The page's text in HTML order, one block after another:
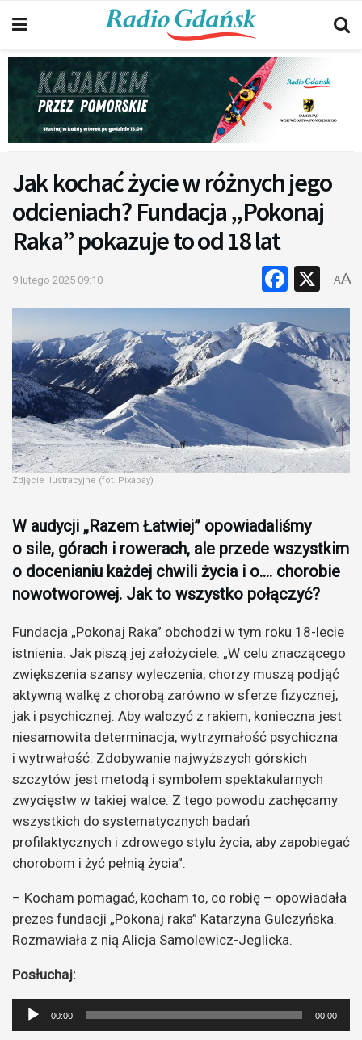
Jak kochać życie w różnych jego
odcieniach? Fundacja „Pokonaj
Raka” pokazuje to od 18 lat
9 lutego 2025 09:10 X
AA
Zdjęcie ilustracyjne (fot. Pixabay)
W audycji „Razem Łatwiej” opowiadaliśmy
o sile, górach i rowerach, ale przede wszystkim
o docenianiu każdej chwili życia i o…. chorobie
nowotworowej. Jak to wszystko połączyć?
Fundacja „Pokonaj Raka” obchodzi w tym roku 18-lecie
istnienia. Jak piszą jej założyciele: „W celu znaczącego
zwiększenia szansy wyleczenia, chorzy muszą podjąć
aktywną walkę z chorobą zarówno w sferze fizycznej,
jak i psychicznej. Aby walczyć z rakiem, konieczna jest
niesamowita determinacja, wytrzymałość psychiczna
i wytrwałość. Zdobywanie najwyższych górskich
szczytów jest metodą i symbolem spektakularnych
zwycięstw w takiej walce. Z tego powodu zachęcamy
wszystkich do systematycznych badań
profilaktycznych i zdrowego stylu życia, aby zapobiegać
chorobom i żyć pełnią życia”.
– Kocham pomagać, kocham to, co robię – opowiadała
prezes fundacji „Pokonaj raka” Katarzyna Gulczyńska.
Rozmawiała z nią Alicja Samolewicz-Jeglicka.
Posłuchaj:
Odtwarzacz
plików
00:00 00:00